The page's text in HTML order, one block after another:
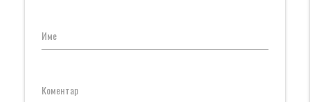
Име
Коментар